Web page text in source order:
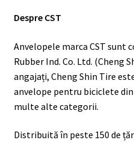
Despre CST
Anvelopele marca CST sunt
Rubber Ind. Co. Ltd. (Cheng
angajați, Cheng Shin Tire
anvelope pentru biciclete
multe alte categorii.
Distribuită în peste 150 de